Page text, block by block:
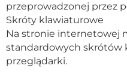
przeprowadzonej przez
Skróty klawiaturowe
Na stronie internetowej
standardowych skrótów
przeglądarki.